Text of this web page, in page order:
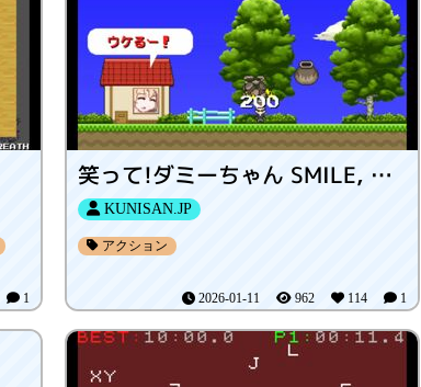
1
笑って!ダミーちゃん SMILE, DUMMY!
KUNISAN.JP
アクション
2026-01-11 962 114 1